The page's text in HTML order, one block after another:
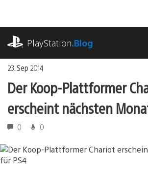
springen
PlayStation.Blog
23. Sep 2014
Der Koop-Plattformer
erscheint nächsten
0 0